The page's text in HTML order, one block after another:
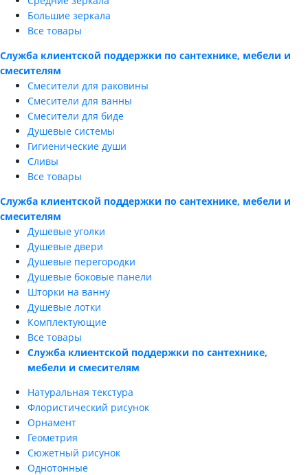
Большие зеркала
Все товары
Служба клиентской поддержки по сантехнике, мебели и
смесителям
Смесители для раковины
Смесители для ванны
Смесители для биде
Душевые системы
Гигиенические души
Сливы
Все товары
Служба клиентской поддержки по сантехнике, мебели и
смесителям
Душевые уголки
Душевые двери
Душевые перегородки
Душевые боковые панели
Шторки на ванну
Душевые лотки
Комплектующие
Все товары
Служба клиентской поддержки по сантехнике,
мебели и смесителям
Натуральная текстура
Флористический рисунок
Орнамент
Геометрия
Сюжетный рисунок
Однотонные